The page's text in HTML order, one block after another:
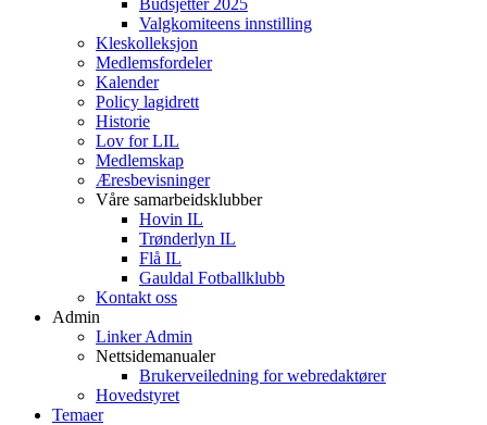
Valgkomiteens innstilling
Kleskolleksjon
Medlemsfordeler
Kalender
Policy lagidrett
Historie
Lov for LIL
Medlemskap
Æresbevisninger
Våre samarbeidsklubber
Hovin IL
Trønderlyn IL
Flå IL
Gauldal Fotballklubb
Kontakt oss
Admin
Linker Admin
Nettsidemanualer
Brukerveiledning for webredaktører
Hovedstyret
Temaer